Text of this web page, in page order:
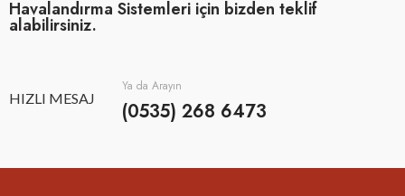
Havalandırma Sistemleri için bizden teklif
alabilirsiniz.
HIZLI MESAJ
Ya da Arayın
(0535) 268 6473